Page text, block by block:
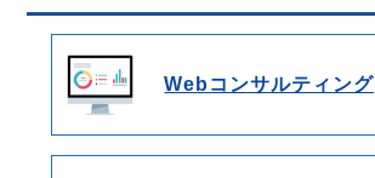
Webコンサルティング